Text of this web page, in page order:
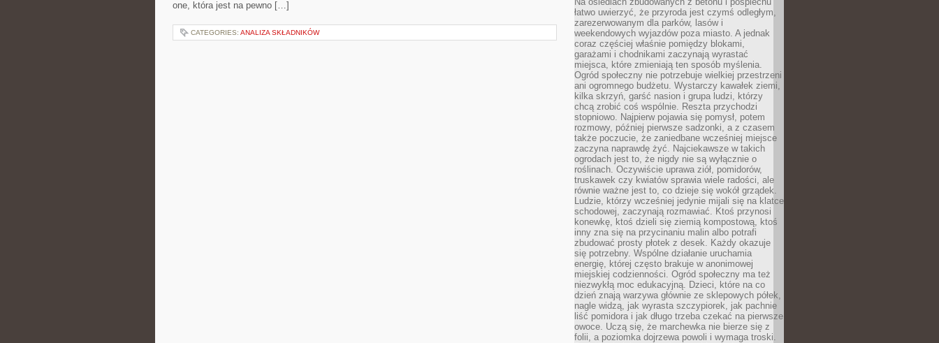
one, która jest na pewno […]
CATEGORIES: ANALIZA SKŁADNIKÓW
łatwo uwierzyć, że przyroda jest czymś odległym,
zarezerwowanym dla parków, lasów i
weekendowych wyjazdów poza miasto. A jednak
coraz częściej właśnie pomiędzy blokami,
garażami i chodnikami zaczynają wyrastać
miejsca, które zmieniają ten sposób myślenia.
Ogród społeczny nie potrzebuje wielkiej przestrzeni
ani ogromnego budżetu. Wystarczy kawałek ziemi,
kilka skrzyń, garść nasion i grupa ludzi, którzy
chcą zrobić coś wspólnie. Reszta przychodzi
stopniowo. Najpierw pojawia się pomysł, potem
rozmowy, później pierwsze sadzonki, a z czasem
także poczucie, że zaniedbane wcześniej miejsce
zaczyna naprawdę żyć. Najciekawsze w takich
ogrodach jest to, że nigdy nie są wyłącznie o
roślinach. Oczywiście uprawa ziół, pomidorów,
truskawek czy kwiatów sprawia wiele radości, ale
równie ważne jest to, co dzieje się wokół grządek.
Ludzie, którzy wcześniej jedynie mijali się na klatce
schodowej, zaczynają rozmawiać. Ktoś przynosi
konewkę, ktoś dzieli się ziemią kompostową, ktoś
inny zna się na przycinaniu malin albo potrafi
zbudować prosty płotek z desek. Każdy okazuje
się potrzebny. Wspólne działanie uruchamia
energię, której często brakuje w anonimowej
miejskiej codzienności. Ogród społeczny ma też
niezwykłą moc edukacyjną. Dzieci, które na co
dzień znają warzywa głównie ze sklepowych półek,
nagle widzą, jak wyrasta szczypiorek, jak pachnie
liść pomidora i jak długo trzeba czekać na pierwsze
owoce. Uczą się, że marchewka nie bierze się z
folii, a poziomka dojrzewa powoli i wymaga troski.